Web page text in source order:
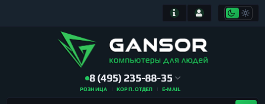
8 (495) 235-88-35
РОЗНИЦА КОРП. ОТДЕЛ E-MAIL